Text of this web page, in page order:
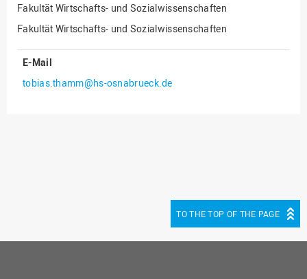
Hochschulplanung/-
strategie
Fakultät Wirtschafts- und Sozialwissenschaften
Fakultät Wirtschafts- und Sozialwissenschaften
E-Mail
tobias.thamm@hs-osnabrueck.de
TO THE TOP OF THE PAGE